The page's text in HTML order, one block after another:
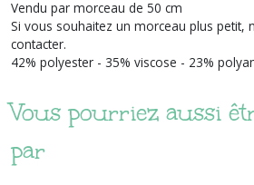
Vendu par morceau de 50 cm
Si vous souhaitez un morceau plus petit,
contacter.
42% polyester - 35% viscose - 23%
Vous pourriez aussi
par